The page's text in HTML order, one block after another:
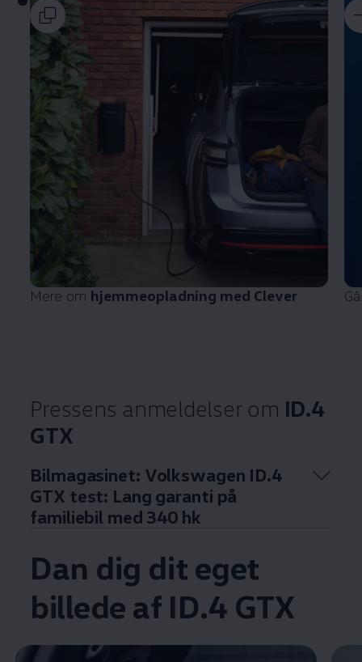
Mere om hjemmeopladning med Clever
Pressens anmeldelser om ID.4
GTX
Bilmagasinet: Volkswagen ID.4
GTX test: Lang garanti på
familiebil med 340 hk
Enable fullscreen mode
Dan dig dit eget
billede af ID.4 GTX